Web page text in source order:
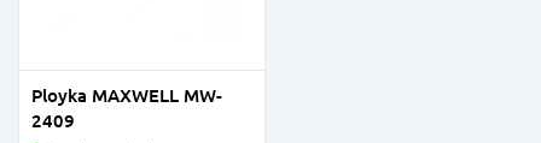
Ployka MAXWELL MW-
2409